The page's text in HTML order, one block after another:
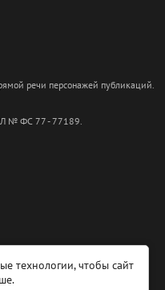
речи персонажей публикаций.
ЭЛ № ФС 77 - 77189.
технологии, чтобы сайт